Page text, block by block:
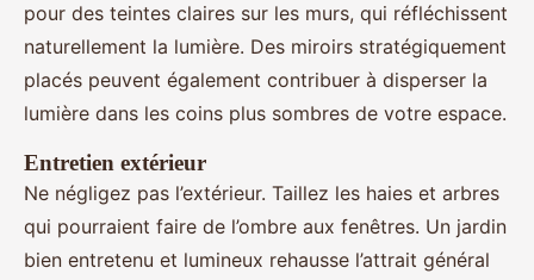
pour des teintes claires sur les murs, qui réfléchissent
naturellement la lumière. Des miroirs stratégiquement
placés peuvent également contribuer à disperser la
lumière dans les coins plus sombres de votre espace.
Entretien extérieur
Ne négligez pas l’extérieur. Taillez les haies et arbres
qui pourraient faire de l’ombre aux fenêtres. Un jardin
bien entretenu et lumineux rehausse l’attrait général